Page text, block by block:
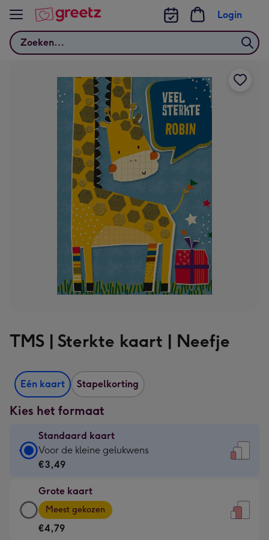
Bekijk meer
Zoeken
Login
TMS | Sterkte kaart | Neefje
Eén kaart Stapelkorting
Kies het formaat
Standaard kaart
Standaard
kaart
€3,49
-
Voor
Voor de kleine gelukwens
€3,49
Grote kaart
Grote
kaart
-
Meest gekozen
€4,79